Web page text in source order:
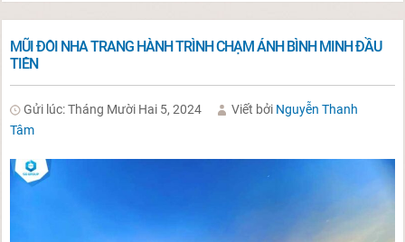
MŨI ĐÔI NHA TRANG HÀNH TRÌNH CHẠM ÁNH BÌNH MINH ĐẦU
TIÊN
Gửi lúc: Tháng Mười Hai 5, 2024 Viết bởi Nguyễn Thanh
Tâm